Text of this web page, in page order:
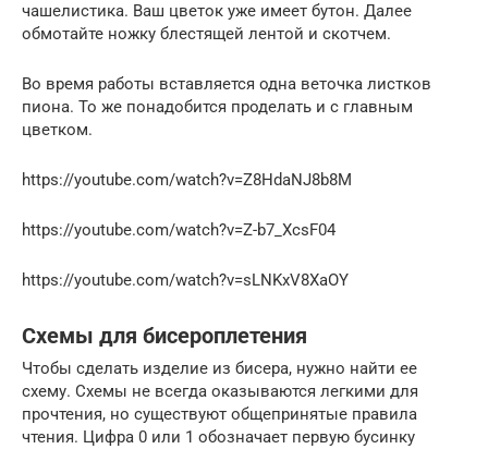
чашелистика. Ваш цветок уже имеет бутон. Далее
обмотайте ножку блестящей лентой и скотчем.
Во время работы вставляется одна веточка листков
пиона. То же понадобится проделать и с главным
цветком.
https://youtube.com/watch?v=Z8HdaNJ8b8M
https://youtube.com/watch?v=Z-b7_XcsF04
https://youtube.com/watch?v=sLNKxV8XaOY
Схемы для бисероплетения
Чтобы сделать изделие из бисера, нужно найти ее
схему. Схемы не всегда оказываются легкими для
прочтения, но существуют общепринятые правила
чтения. Цифра 0 или 1 обозначает первую бусинку